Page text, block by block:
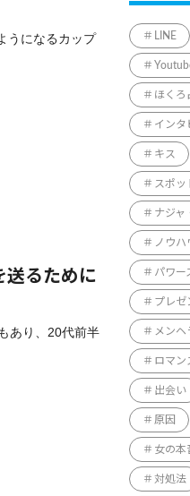
うになるカップ
送るために
あり、20代前半
LINE
ほくろ
インタ
キス
スポッ
ナジャ
ノウハ
パワー
プレゼ
メンヘ
ロマン
出会い
原因
女の本
対処法